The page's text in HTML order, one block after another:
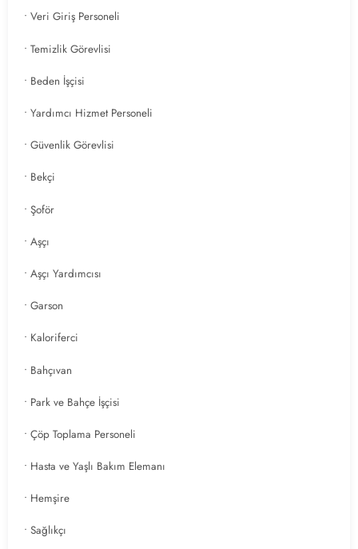
• Veri Giriş Personeli
• Temizlik Görevlisi
• Beden İşçisi
• Yardımcı Hizmet Personeli
• Güvenlik Görevlisi
• Bekçi
• Şoför
• Aşçı
• Aşçı Yardımcısı
• Garson
• Kaloriferci
• Bahçıvan
• Park ve Bahçe İşçisi
• Çöp Toplama Personeli
• Hasta ve Yaşlı Bakım Elemanı
• Hemşire
• Sağlıkçı